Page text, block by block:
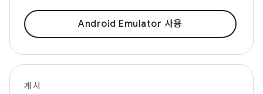
Android Emulator 사용
게시